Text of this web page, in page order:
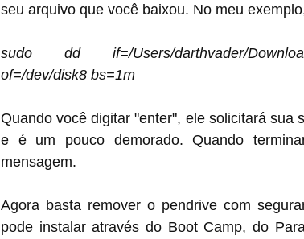
seu arquivo que você baixou. No meu
sudo dd if=/Users/darthvader/
of=/dev/disk8 bs=1m
Quando você digitar "enter", ele solicitará sua
e é um pouco demorado. Quando
mensagem.
Agora basta remover o pendrive com
pode instalar através do Boot Camp, do